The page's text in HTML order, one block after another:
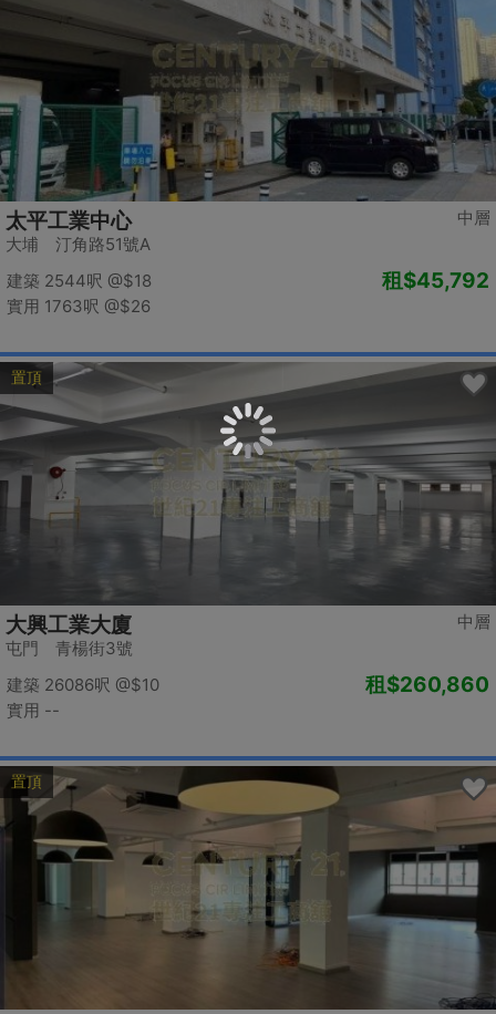
中層
太平工業中心
大埔 汀角路51號A
建築 2544呎 @$18
實用 1763呎 @$26
租$45,792
置頂
中層
大興工業大廈
屯門 青楊街3號
建築 26086呎 @$10
實用 --
租$260,860
置頂